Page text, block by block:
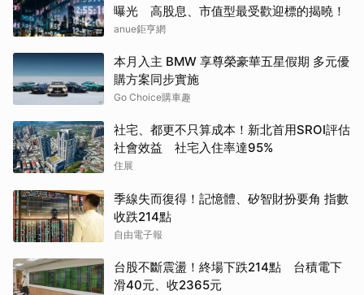
曝光 高股息、市值型最受歡迎標的揭曉！
anue鉅亨網
本月入主 BMW 享尊榮豪華五星假期 多元優
購方案同步實施
Go Choice購車趣
社宅、都更不只算成本！新北首用SROI評估
社會效益 社宅入住率達95%
住展
季線失而復得！記憶體、矽智財扮要角 指數
收跌214點
自由電子報
台股不斷震盪！終場下跌214點 台積電下
滑40元、收2365元